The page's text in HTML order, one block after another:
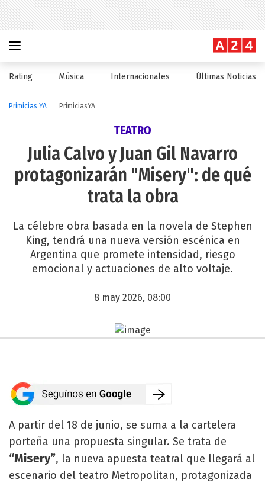
Rating Música Internacionales Últimas Noticias
Primicias YA PrimiciasYA
TEATRO
Julia Calvo y Juan Gil Navarro
protagonizarán "Misery": de qué
trata la obra
La célebre obra basada en la novela de Stephen
King, tendrá una nueva versión escénica en
Argentina que promete intensidad, riesgo
emocional y actuaciones de alto voltaje.
8 may 2026, 08:00
A partir del 18 de junio, se suma a la cartelera
porteña una propuesta singular. Se trata de
“Misery”, la nueva apuesta teatral que llegará al
escenario del teatro Metropolitan, protagonizada